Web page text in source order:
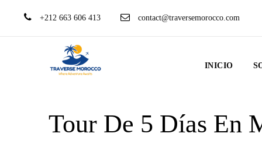
+212 663 606 413 contact@traversemorocco.com
INICIO
Tour De 5 Días En